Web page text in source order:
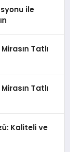
ile
Tatlı
Tatlı
Kaliteli ve